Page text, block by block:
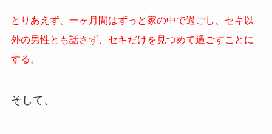
とりあえず、一ヶ月間はずっと家の中で過ごし、セキ以
外の男性とも話さず、セキだけを見つめて過ごすことに
する。
そして、